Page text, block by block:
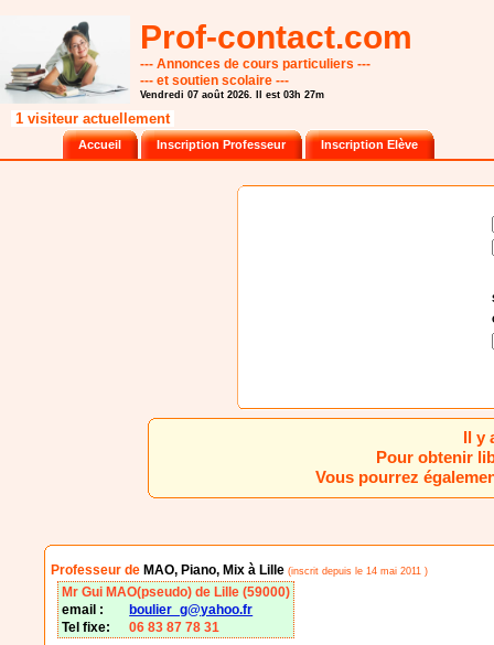
Prof-contact.com
--- Annonces de cours particuliers ---
--- et soutien scolaire ---
Vendredi 07 août 2026. Il est 03h 27m
1 visiteur actuellement
Accueil Inscription Professeur Inscription Elève
Il y
Pour obtenir
Vous pourrez
Professeur de MAO, Piano, Mix à Lille (inscrit depuis le 14 mai 2011 )
Mr Gui MAO(pseudo) de Lille (59000)
email :
boulier_g@yahoo.fr
Tel fixe:
06 83 87 78 31